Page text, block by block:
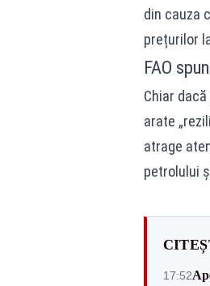
din cauza
prețurilor
FAO
Chiar
arate
atrage
petrolului
17:52